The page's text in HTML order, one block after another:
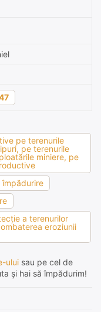
pe terenurile
pe terenurile
miniere, pe
împădurire
a terenurilor
eroziunii
ului sau pe cel de
și hai să împădurim!